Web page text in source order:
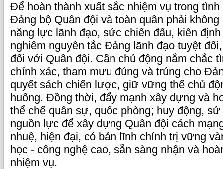
Để hoàn thành xuất sắc nhiệm vụ trong
Đảng bộ Quân đội và toàn quân phải
năng lực lãnh đạo, sức chiến đấu, kiên
nghiêm nguyên tắc Đảng lãnh đạo tuyệt
đối với Quân đội. Cần chủ động nắm chắc
chính xác, tham mưu đúng và trúng cho
quyết sách chiến lược, giữ vững thế chủ
huống. Đồng thời, đẩy mạnh xây dựng và
thể chế quân sự, quốc phòng; huy động,
nguồn lực để xây dựng Quân đội cách
nhuệ, hiện đại, có bản lĩnh chính trị vững
học - công nghệ cao, sẵn sàng nhận và
nhiệm vụ.